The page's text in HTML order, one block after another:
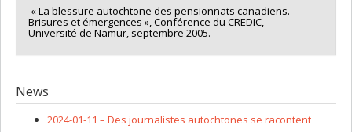
« La blessure autochtone des pensionnats canadiens.
Brisures et émergences », Conférence du CREDIC,
Université de Namur, septembre 2005.
News
2024-01-11 – Des journalistes autochtones se racontent